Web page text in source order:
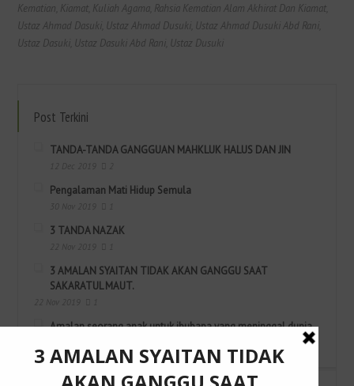
Kematian Kiamat Kuliah Agama Rahsia Kematian Alam Akhirat Dan Kiamat
Ustaz Ahmad Dasuki Ustaz Ahmad Dusuki Ustaz Ahmad Dusuki Abd Rani
Ustaz Dasuki Ustaz Dasuki Abd Rani Ustaz Dusuki
Post Terkini
TANDA-TANDA GANGGUAN MAHKLUK HALUS DAN JIN
Pengalaman Mati Hidup Semula
3 TANDA NAZAK
3 AMALAN SYAITAN TIDAK AKAN GANGGU SAAT
SAKARATUL MAUT.
Amalan seorang anak untuk ibubapa yang meninggal dunia.